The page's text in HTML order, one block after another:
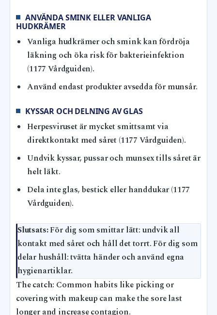
ANVÄNDA SMINK ELLER VANLIGA
HUDKRÄMER
Vanliga hudkrämer och smink kan fördröja
läkning och öka risk för bakterieinfektion
(1177 Vårdguiden).
Använd endast produkter avsedda för munsår.
KYSSAR OCH DELNING AV GLAS
Herpesviruset är mycket smittsamt via
direktkontakt med såret (1177 Vårdguiden).
Undvik kyssar, pussar och munsex tills såret är
helt läkt.
Dela inte glas, bestick eller handdukar (1177
Vårdguiden).
Slutsats:För dig som smittar lätt: undvik all
kontakt med såret och håll det torrt. För dig som
delar hushåll: tvätta händer och använd egna
hygienartiklar.
The catch: Common habits like picking or
covering with makeup can make the sore last
longer and increase contagion.